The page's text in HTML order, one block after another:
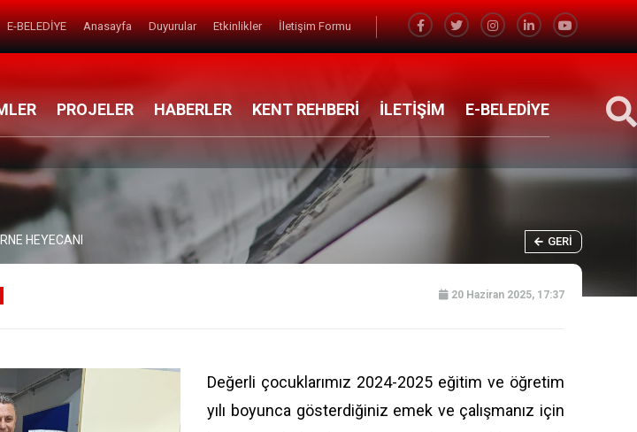
E-BELEDİYE Anasayfa Duyurular Etkinlikler İletişim Formu
PROJELER HABERLER KENT REHBERİ İLETİŞİM E-BELEDİYE
HEYECANI GERI
20 Haziran 2025, 17:37
Değerli çocuklarımız 2024-2025 eğitim ve öğretim
yılı boyunca gösterdiğiniz emek ve çalışmanız için